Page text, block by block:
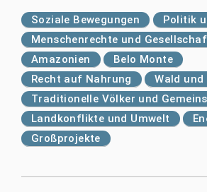
Soziale Bewegungen
Politik
Menschenrechte und
Amazonien
Belo Monte
Recht auf Nahrung
Wald und
Traditionelle Völker und
Landkonflikte und Umwelt
Großprojekte